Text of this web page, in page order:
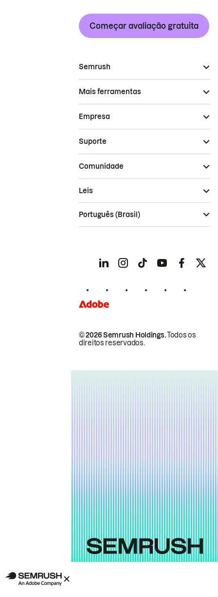
Começar avaliação gratuita
Semrush
Mais ferramentas
Empresa
Suporte
Comunidade
© 2026 Semrush Holdings.Todos os
direitos reservados.
Leis
Português (Brasil)